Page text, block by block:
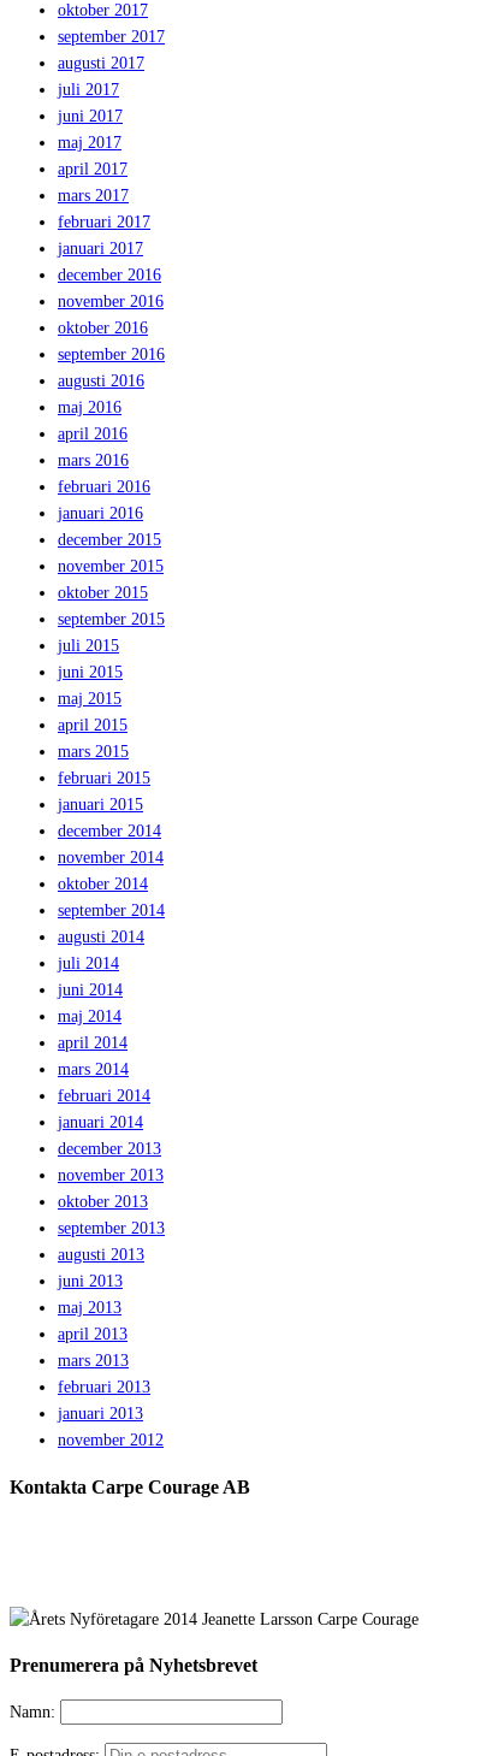
oktober 2017
september 2017
augusti 2017
juli 2017
juni 2017
maj 2017
april 2017
mars 2017
februari 2017
januari 2017
december 2016
november 2016
oktober 2016
september 2016
augusti 2016
maj 2016
april 2016
mars 2016
februari 2016
januari 2016
december 2015
november 2015
oktober 2015
september 2015
juli 2015
juni 2015
maj 2015
april 2015
mars 2015
februari 2015
januari 2015
december 2014
november 2014
oktober 2014
september 2014
augusti 2014
juli 2014
juni 2014
maj 2014
april 2014
mars 2014
februari 2014
januari 2014
december 2013
november 2013
oktober 2013
september 2013
augusti 2013
juni 2013
maj 2013
april 2013
mars 2013
februari 2013
januari 2013
november 2012
Kontakta Carpe Courage AB
Prenumerera på Nyhetsbrevet
Namn: